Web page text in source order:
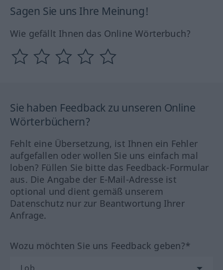
Sagen Sie uns Ihre Meinung!
Wie gefällt Ihnen das Online Wörterbuch?
Sie haben Feedback zu unseren Online
Wörterbüchern?
Fehlt eine Übersetzung, ist Ihnen ein Fehler
aufgefallen oder wollen Sie uns einfach mal
loben? Füllen Sie bitte das Feedback-Formular
aus. Die Angabe der E-Mail-Adresse ist
optional und dient gemäß unserem
Datenschutz nur zur Beantwortung Ihrer
Anfrage.
Wozu möchten Sie uns Feedback geben?*